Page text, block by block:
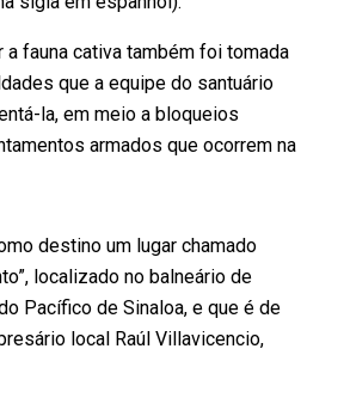
a fauna cativa também foi tomada
que a equipe do santuário
la, em meio a bloqueios
armados que ocorrem na
destino um lugar chamado
localizado no balneário de
Pacífico de Sinaloa, e que é de
local Raúl Villavicencio,